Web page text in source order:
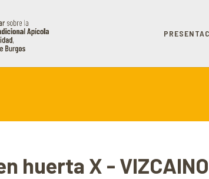
huerta X -